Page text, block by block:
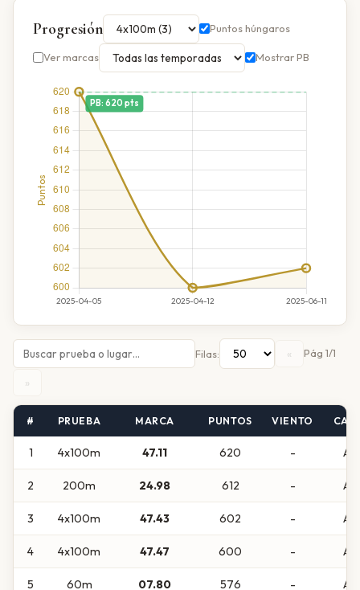
Progresión Puntos húngaros
Ver marcas Mostrar PB
Filas: « Pág 1/1
»
# PRUEBA MARCA PUNTOS VIENTO
1 4x100m 47.11 620 -
2 200m 24.98 612 -
3 4x100m 47.43 602 -
4 4x100m 47.47 600 -
5 60m 07.80 576 -